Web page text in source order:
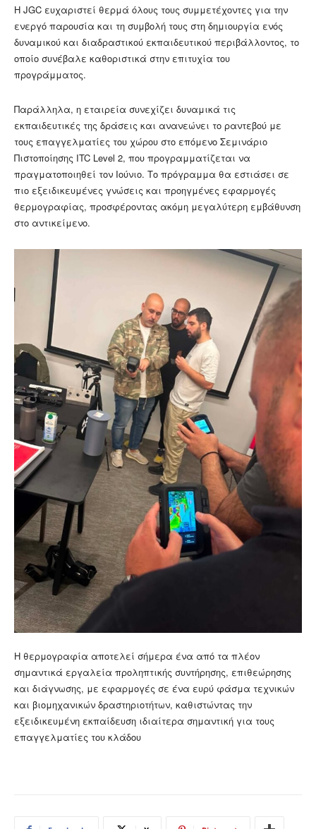
Η JGC ευχαριστεί θερμά όλους τους συμμετέχοντες για την
ενεργό παρουσία και τη συμβολή τους στη δημιουργία ενός
δυναμικού και διαδραστικού εκπαιδευτικού περιβάλλοντος, το
οποίο συνέβαλε καθοριστικά στην επιτυχία του
προγράμματος.
Παράλληλα, η εταιρεία συνεχίζει δυναμικά τις
εκπαιδευτικές της δράσεις και ανανεώνει το ραντεβού με
τους επαγγελματίες του χώρου στο επόμενο Σεμινάριο
Πιστοποίησης ITC Level 2, που προγραμματίζεται να
πραγματοποιηθεί τον Ιούνιο. Το πρόγραμμα θα εστιάσει σε
πιο εξειδικευμένες γνώσεις και προηγμένες εφαρμογές
θερμογραφίας, προσφέροντας ακόμη μεγαλύτερη εμβάθυνση
στο αντικείμενο.
Η θερμογραφία αποτελεί σήμερα ένα από τα πλέον
σημαντικά εργαλεία προληπτικής συντήρησης, επιθεώρησης
και διάγνωσης, με εφαρμογές σε ένα ευρύ φάσμα τεχνικών
και βιομηχανικών δραστηριοτήτων, καθιστώντας την
εξειδικευμένη εκπαίδευση ιδιαίτερα σημαντική για τους
επαγγελματίες του κλάδου